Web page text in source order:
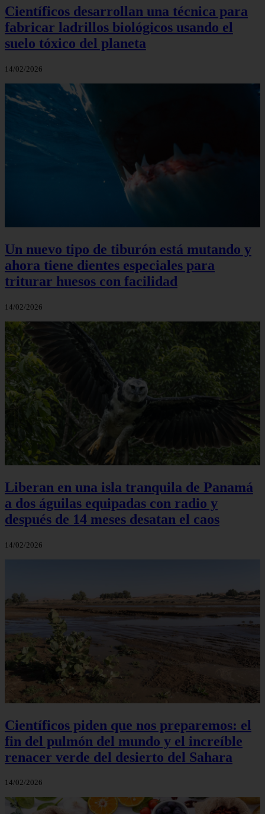
Científicos desarrollan una técnica para
fabricar ladrillos biológicos usando el
suelo tóxico del planeta
14/02/2026
Un nuevo tipo de tiburón está mutando y
ahora tiene dientes especiales para
triturar huesos con facilidad
14/02/2026
Liberan en una isla tranquila de Panamá
a dos águilas equipadas con radio y
después de 14 meses desatan el caos
14/02/2026
Científicos piden que nos preparemos: el
fin del pulmón del mundo y el increíble
renacer verde del desierto del Sahara
14/02/2026